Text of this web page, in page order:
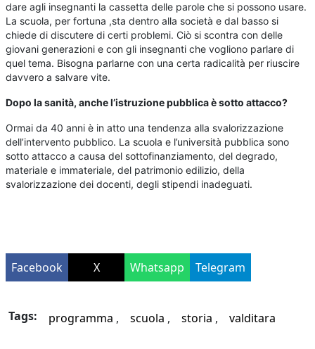
dare agli insegnanti la cassetta delle parole che si possono usare.
La scuola, per fortuna ,sta dentro alla società e dal basso si
chiede di discutere di certi problemi. Ciò si scontra con delle
giovani generazioni e con gli insegnanti che vogliono parlare di
quel tema. Bisogna parlarne con una certa radicalità per riuscire
davvero a salvare vite.
Dopo la sanità, anche l’istruzione pubblica è sotto attacco?
Ormai da 40 anni è in atto una tendenza alla svalorizzazione
dell’intervento pubblico. La scuola e l’università pubblica sono
sotto attacco a causa del sottofinanziamento, del degrado,
materiale e immateriale, del patrimonio edilizio, della
svalorizzazione dei docenti, degli stipendi inadeguati.
Facebook X Whatsapp Telegram
Tags: programma scuola storia valditara